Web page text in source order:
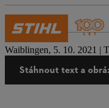
Tisk
Waiblingen, 5. 10. 2021 |
Stáhnout text a